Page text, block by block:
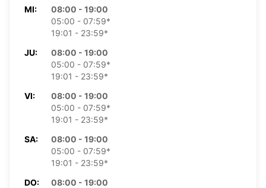
MI:
08:00 - 19:00
05:00 - 07:59*
19:01 - 23:59*
JU:
08:00 - 19:00
05:00 - 07:59*
19:01 - 23:59*
VI:
08:00 - 19:00
05:00 - 07:59*
19:01 - 23:59*
SA:
08:00 - 19:00
05:00 - 07:59*
19:01 - 23:59*
DO:
08:00 - 19:00